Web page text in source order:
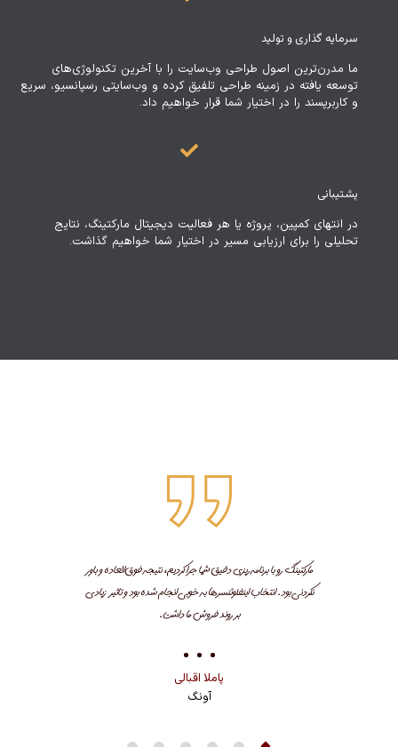
سرمایه گذاری و تولید
ما مدرن‌ترین اصول طراحی وب‌سایت را با آخرین تکنولوژی‌های
توسعه یافته در زمینه طراحی تلفیق کرده و وب‌سایتی رسپانسیو، سریع
و کاربرپسند را در اختیار شما قرار خواهیم داد.
پشتیبانی
در انتهای کمپین، پروژه یا هر فعالیت دیجیتال مارکتینگ، نتایج
تحلیلی را برای ارزیابی مسیر در اختیار شما خواهیم گذاشت.
مارکتینگ رو با برنامه‌ریزی دقیق شما جرا کردیم، نتیجه فوق‌العاده و باور
نکردنی بود. انتخاب اینفلوئنسرها به خوبی انجام شده بود و تاثیر زیادی
بر روند فروش ما داشت.
پاملا اقبالی
آونگ